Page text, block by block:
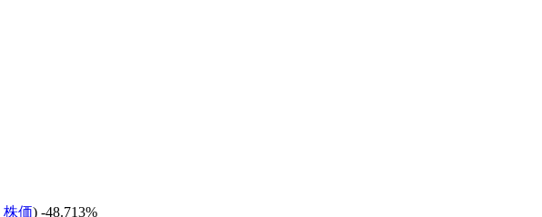
株価) -48.713%